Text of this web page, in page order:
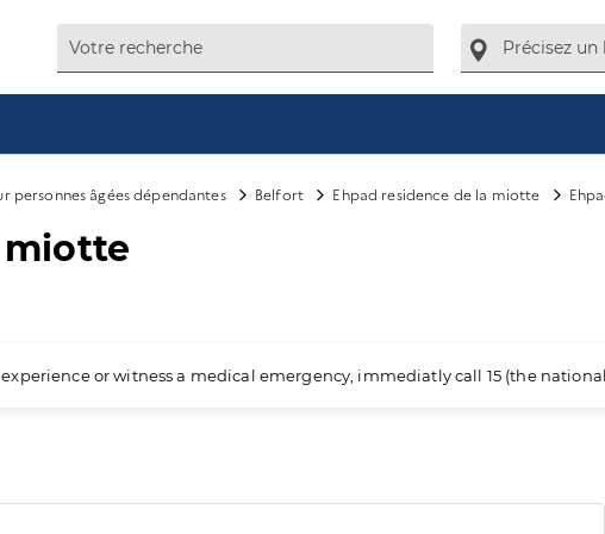
personnes âgées dépendantes Belfort Ehpad residence de la miotte
miotte
or witness a medical emergency, immediatly call 15 (the